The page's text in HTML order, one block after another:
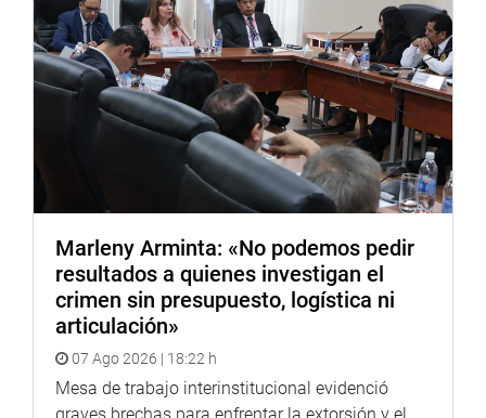
Marleny Arminta: «No podemos pedir
resultados a quienes investigan el
crimen sin presupuesto, logística ni
articulación»
07 Ago 2026 | 18:22 h
Mesa de trabajo interinstitucional evidenció